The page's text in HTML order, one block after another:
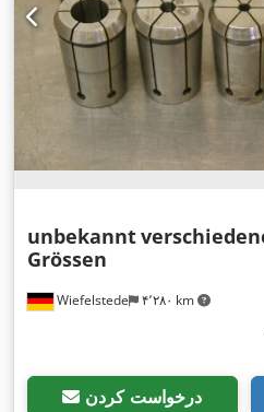
Wiefelstede ۴٬۲۸۰ km
unbekannt
Grössen
درخواست کردن